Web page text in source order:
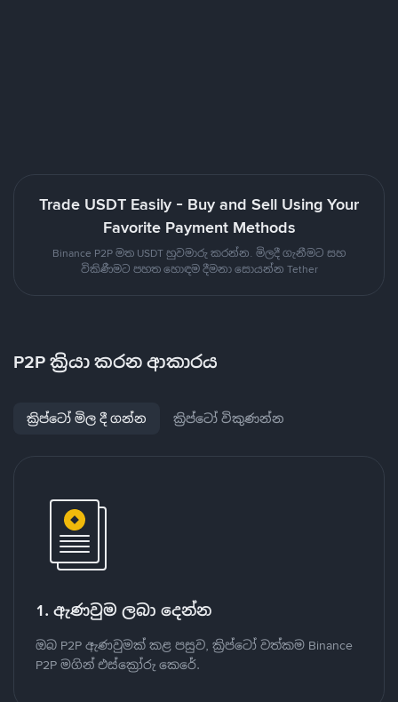
Trade USDT Easily - Buy and Sell Using Your
Favorite Payment Methods
Binance P2P මත USDT හුවමාරු කරන්න. මිලදී ගැනීමට සහ
විකිණීමට පහත හොඳම දීමනා සොයන්න Tether
P2P ක්‍රියා කරන ආකාරය
ක්‍රිප්ටෝ මිල දී ගන්න ක්‍රිප්ටෝ විකුණන්න
1. ඇණවුම ලබා දෙන්න
ඔබ P2P ඇණවුමක් කළ පසුව, ක්‍රිප්ටෝ වත්කම Binance
P2P මගින් එස්ක්‍රෝරු කෙරේ.